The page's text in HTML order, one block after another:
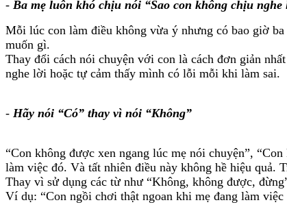
- Ba mẹ luôn khó chịu nói “Sao con không chịu nghe
Mỗi lúc con làm điều không vừa ý nhưng có bao giờ
muốn gì.
Thay đổi cách nói chuyện với con là cách đơn giản
nghe lời hoặc tự cảm thấy mình có lỗi mỗi khi làm sai.
- Hãy nói “Có” thay vì nói “Không”
“Con không được xen ngang lúc mẹ nói chuyện”,
làm việc đó. Và tất nhiên điều này không hề hiệu quả.
Thay vì sử dụng các từ như “Không, không được,
Ví dụ: “Con ngồi chơi thật ngoan khi mẹ đang làm việc